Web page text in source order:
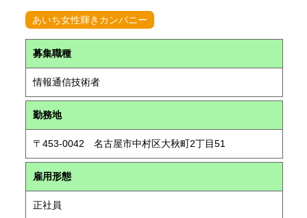
あいち女性輝きカンパニー
募集職種
情報通信技術者
勤務地
〒453-0042 名古屋市中村区大秋町2丁目51
雇用形態
正社員